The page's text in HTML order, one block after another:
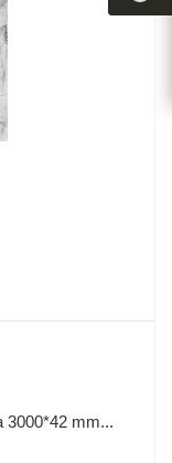
3000*42 mm...